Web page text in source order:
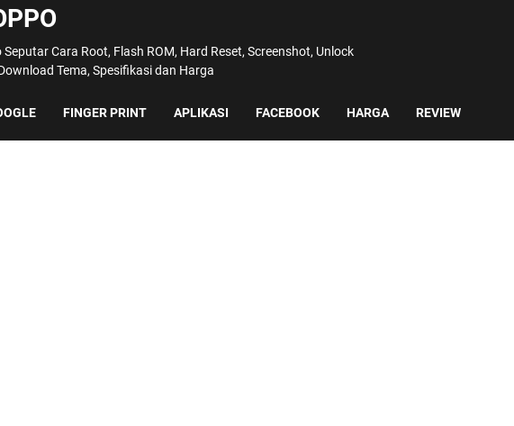
Cara Root, Flash ROM, Hard Reset, Screenshot, Unlock
Tema, Spesifikasi dan Harga
FINGER PRINT APLIKASI FACEBOOK HARGA REVIEW